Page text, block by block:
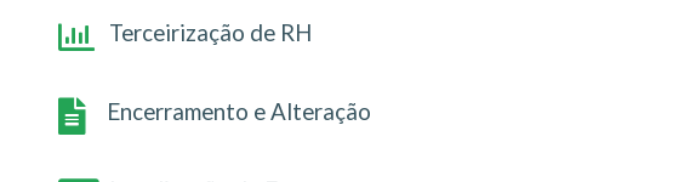
Terceirização de RH
Encerramento e Alteração